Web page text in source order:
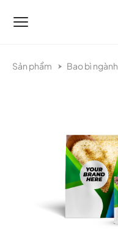
Sản phẩm Bao bì ngành